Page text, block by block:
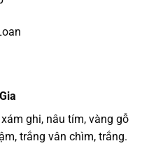
ghi, nâu tím, vàng gỗ
trắng vân chìm, trắng.